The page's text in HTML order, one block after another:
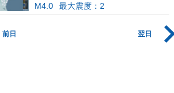
M4.0
最大震度：2
前日 翌日